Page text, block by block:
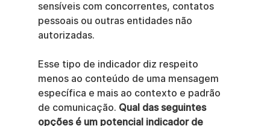
sensíveis com concorrentes, contatos
pessoais ou outras entidades não
autorizadas.
Esse tipo de indicador diz respeito
menos ao conteúdo de uma mensagem
específica e mais ao contexto e padrão
de comunicação. Qual das seguintes
opções é um potencial indicador de